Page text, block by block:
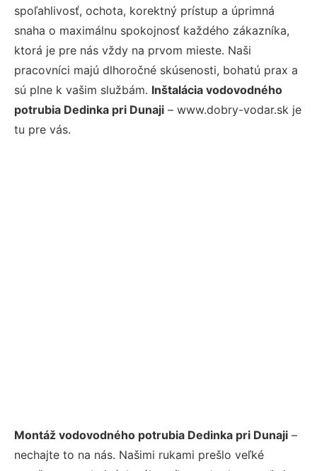
spoľahlivosť, ochota, korektný prístup a úprimná
snaha o maximálnu spokojnosť každého zákazníka,
ktorá je pre nás vždy na prvom mieste. Naši
pracovníci majú dlhoročné skúsenosti, bohatú prax a
sú plne k vašim službám. Inštalácia vodovodného
potrubia Dedinka pri Dunaji – www.dobry-vodar.sk je
tu pre vás.
Montáž vodovodného potrubia Dedinka pri Dunaji –
nechajte to na nás. Našimi rukami prešlo veľké